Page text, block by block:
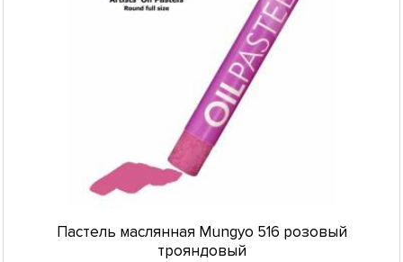
Пастель маслянная Mungyo 516 розовый
трояндовый